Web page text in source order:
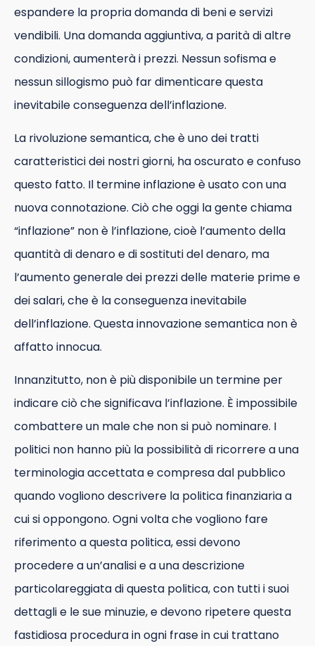
espandere la propria domanda di beni e servizi
vendibili. Una domanda aggiuntiva, a parità di altre
condizioni, aumenterà i prezzi. Nessun sofisma e
nessun sillogismo può far dimenticare questa
inevitabile conseguenza dell’inflazione.
La rivoluzione semantica, che è uno dei tratti
caratteristici dei nostri giorni, ha oscurato e confuso
questo fatto. Il termine inflazione è usato con una
nuova connotazione. Ciò che oggi la gente chiama
“inflazione” non è l’inflazione, cioè l’aumento della
quantità di denaro e di sostituti del denaro, ma
l’aumento generale dei prezzi delle materie prime e
dei salari, che è la conseguenza inevitabile
dell’inflazione. Questa innovazione semantica non è
affatto innocua.
Innanzitutto, non è più disponibile un termine per
indicare ciò che significava l’inflazione. È impossibile
combattere un male che non si può nominare. I
politici non hanno più la possibilità di ricorrere a una
terminologia accettata e compresa dal pubblico
quando vogliono descrivere la politica finanziaria a
cui si oppongono. Ogni volta che vogliono fare
riferimento a questa politica, essi devono
procedere a un’analisi e a una descrizione
particolareggiata di questa politica, con tutti i suoi
dettagli e le sue minuzie, e devono ripetere questa
fastidiosa procedura in ogni frase in cui trattano